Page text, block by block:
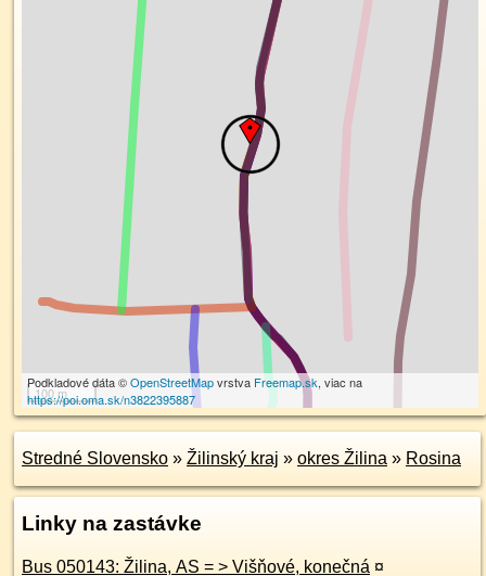
100 m
Podkladové dáta ©OpenStreetMapvrstva Freemap.sk, viac na
https://poi.oma.sk/n3822395887
Stredné Slovensko » Žilinský kraj » okres Žilina » Rosina
Linky na zastávke
Bus 050143: Žilina, AS = > Višňové, konečná ¤